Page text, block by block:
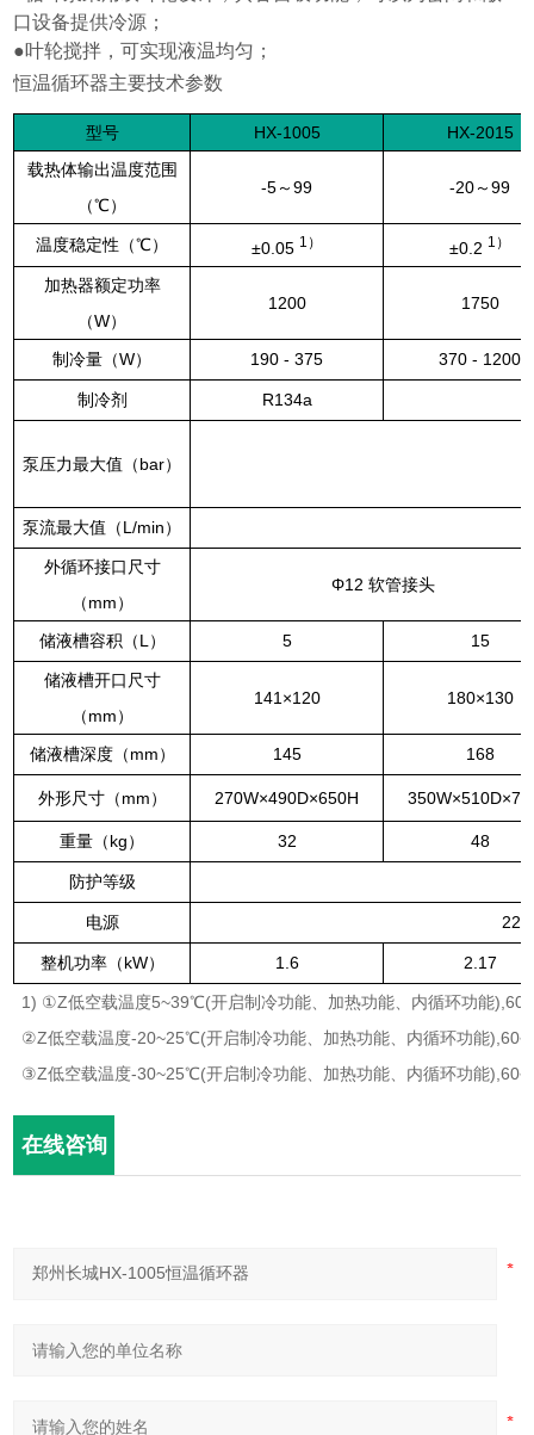
口设备提供冷源；
●叶轮搅拌，可实现液温均匀；
恒温循环器主要技术参数
型号 HX-1005
HX-2015
载热体输出温度范围
（℃）
-5～99 -20～99
温度稳定性（℃） ±0.05 1 ） ±0.2 1 ）
加热器额定功率
（W）
1200 1750
制冷量（W） 190 - 375 370 - 1200
制冷剂 R134a
泵压力最大值（bar）
泵流最大值（L/min）
外循环接口尺寸
（mm）
Φ12软管接头
储液槽容积（L ） 5 15
储液槽开口尺寸
（mm）
141 ×120 180×130
储液槽深度（mm） 145 168
外形尺寸（mm） 270W×490D×650H 350W×510D×
重量（kg） 32 48
防护等级
电源
整机功率（kW） 1.6 2.17
1) ①Z低空载温度5~39℃(开启制冷功能、加热功能、内循环功能
②Z低空载温度-20~25℃(开启制冷功能、加热功能、内循环功能
③Z低空载温度-30~25℃(开启制冷功能、加热功能、内循环功能
在线咨询